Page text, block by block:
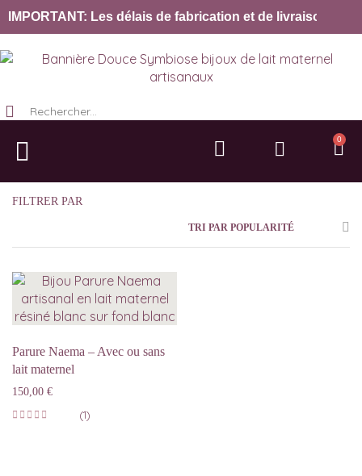
IMPORTANT: Les délais de fabrication et de livraison
0
FILTRER PAR
TRI PAR POPULARITÉ
Parure Naema – Avec ou sans
lait maternel
150,00 €
(1)